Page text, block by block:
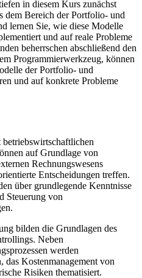
in diesem Kurs zunächst
dem Bereich der Portfolio- und
lernen Sie, wie diese Modelle
und auf reale Probleme
beherrschen abschließend den
Programmierwerkzeug, können
der Portfolio- und
und auf konkrete Probleme
auf Grundlage von
Rechnungswesens
Entscheidungen treffen.
über grundlegende Kenntnisse
Steuerung von
bilden die Grundlagen des
Neben
werden
das Kostenmanagement von
Risiken thematisiert.